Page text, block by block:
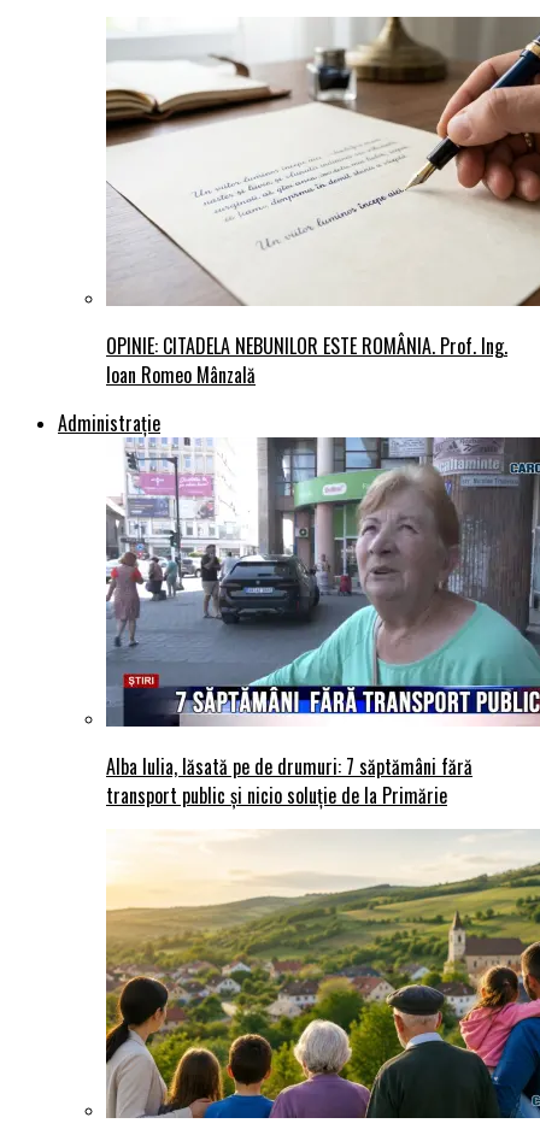
OPINIE: CITADELA NEBUNILOR ESTE ROMÂNIA. Prof. Ing.
Ioan Romeo Mânzală
Administraţie
Alba Iulia, lăsată pe de drumuri: 7 săptămâni fără
transport public și nicio soluție de la Primărie